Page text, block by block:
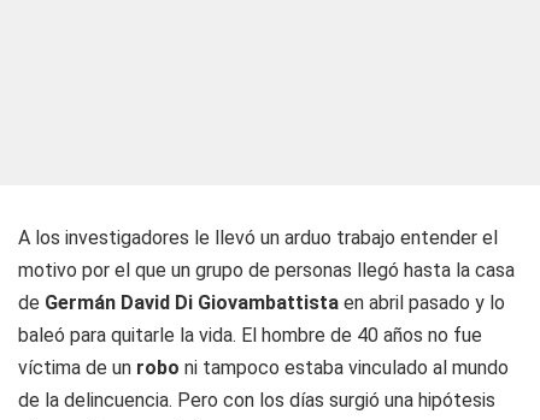
A los investigadores le llevó un arduo trabajo entender el
motivo por el que un grupo de personas llegó hasta la casa
de Germán David Di Giovambattista en abril pasado y lo
baleó para quitarle la vida. El hombre de 40 años no fue
víctima de un robo ni tampoco estaba vinculado al mundo
de la delincuencia. Pero con los días surgió una hipótesis